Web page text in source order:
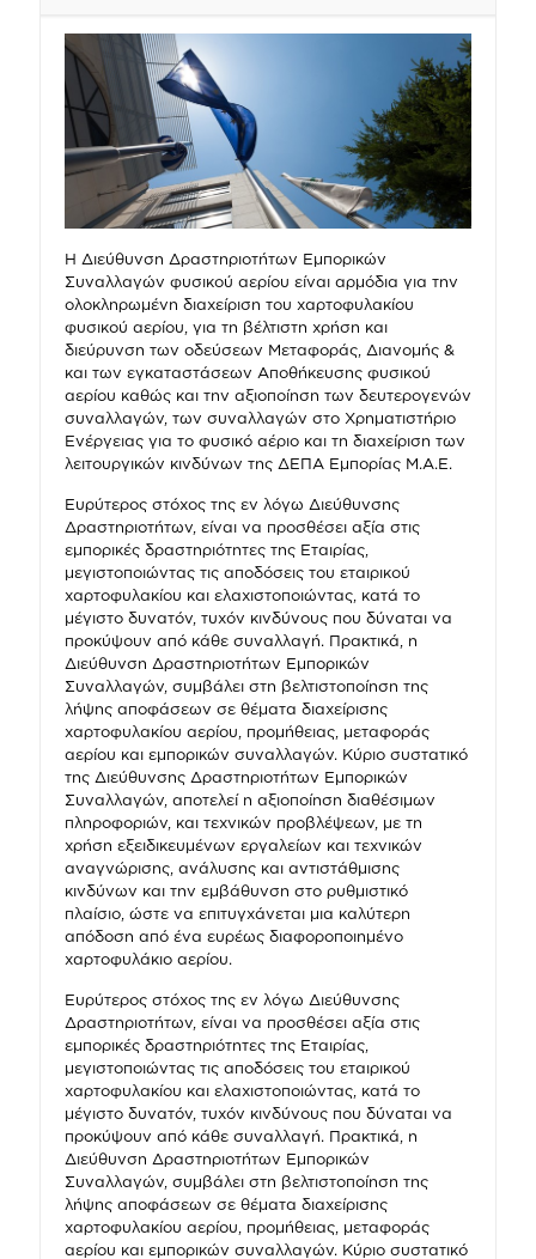
Η Διεύθυνση Δραστηριοτήτων Εμπορικών
Συναλλαγών φυσικού αερίου είναι αρμόδια για την
ολοκληρωμένη διαχείριση του χαρτοφυλακίου
φυσικού αερίου, για τη βέλτιστη χρήση και
διεύρυνση των οδεύσεων Μεταφοράς, Διανομής &
και των εγκαταστάσεων Αποθήκευσης φυσικού
αερίου καθώς και την αξιοποίηση των δευτερογενών
συναλλαγών, των συναλλαγών στο Χρηματιστήριο
Ενέργειας για το φυσικό αέριο και τη διαχείριση των
λειτουργικών κινδύνων της ΔΕΠΑ Εμπορίας Μ.Α.Ε.
Ευρύτερος στόχος της εν λόγω Διεύθυνσης
Δραστηριοτήτων, είναι να προσθέσει αξία στις
εμπορικές δραστηριότητες της Εταιρίας,
μεγιστοποιώντας τις αποδόσεις του εταιρικού
χαρτοφυλακίου και ελαχιστοποιώντας, κατά το
μέγιστο δυνατόν, τυχόν κινδύνους που δύναται να
προκύψουν από κάθε συναλλαγή. Πρακτικά, η
Διεύθυνση Δραστηριοτήτων Εμπορικών
Συναλλαγών, συμβάλει στη βελτιστοποίηση της
λήψης αποφάσεων σε θέματα διαχείρισης
χαρτοφυλακίου αερίου, προμήθειας, μεταφοράς
αερίου και εμπορικών συναλλαγών. Κύριο συστατικό
της Διεύθυνσης Δραστηριοτήτων Εμπορικών
Συναλλαγών, αποτελεί η αξιοποίηση διαθέσιμων
πληροφοριών, και τεχνικών προβλέψεων, με τη
χρήση εξειδικευμένων εργαλείων και τεχνικών
αναγνώρισης, ανάλυσης και αντιστάθμισης
κινδύνων και την εμβάθυνση στο ρυθμιστικό
πλαίσιο, ώστε να επιτυγχάνεται μια καλύτερη
απόδοση από ένα ευρέως διαφοροποιημένο
χαρτοφυλάκιο αερίου.
Ευρύτερος στόχος της εν λόγω Διεύθυνσης
Δραστηριοτήτων, είναι να προσθέσει αξία στις
εμπορικές δραστηριότητες της Εταιρίας,
μεγιστοποιώντας τις αποδόσεις του εταιρικού
χαρτοφυλακίου και ελαχιστοποιώντας, κατά το
μέγιστο δυνατόν, τυχόν κινδύνους που δύναται να
προκύψουν από κάθε συναλλαγή. Πρακτικά, η
Διεύθυνση Δραστηριοτήτων Εμπορικών
Συναλλαγών, συμβάλει στη βελτιστοποίηση της
λήψης αποφάσεων σε θέματα διαχείρισης
χαρτοφυλακίου αερίου, προμήθειας, μεταφοράς
αερίου και εμπορικών συναλλαγών. Κύριο συστατικό